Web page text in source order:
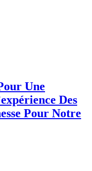
Une
Des
Pour Notre